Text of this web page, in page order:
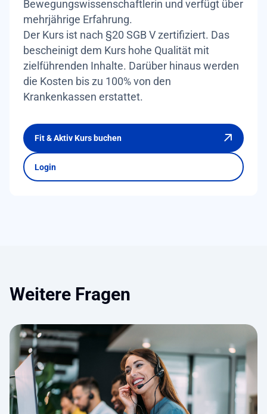
Bewegungswissenschaftlerin und verfügt über
mehrjährige Erfahrung.
Der Kurs ist nach §20 SGB V zertifiziert. Das
bescheinigt dem Kurs hohe Qualität mit
zielführenden Inhalte. Darüber hinaus werden
die Kosten bis zu 100% von den
Krankenkassen erstattet.
Fit & Aktiv Kurs buchen
Login
Weitere Fragen